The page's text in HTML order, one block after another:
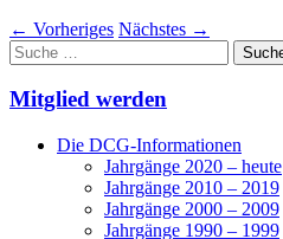
← Vorheriges Nächstes →
Suche
nach:
Mitglied werden
Die DCG-Informationen
Jahrgänge 2020 – heute
Jahrgänge 2010 – 2019
Jahrgänge 2000 – 2009
Jahrgänge 1990 – 1999